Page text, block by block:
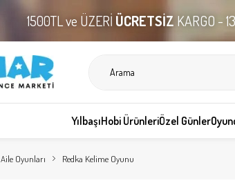
1500TL ve ÜZERİ ÜCRETSİZ KARGO -
YılbaşıHobi ÜrünleriÖzel Günler
Aile Oyunları Redka Kelime Oyunu